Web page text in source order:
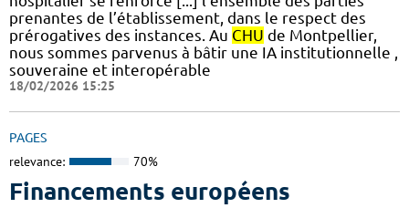
prenantes de l’établissement, dans le respect des
prérogatives des instances. Au CHU de Montpellier,
nous sommes parvenus à bâtir une IA institutionnelle ,
souveraine et interopérable
18/02/2026 15:25
PAGES
relevance: 70%
Financements européens